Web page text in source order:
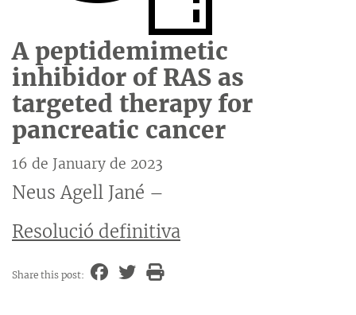
A peptidemimetic
inhibidor of RAS as
targeted therapy for
pancreatic cancer
16 de January de 2023
Neus Agell Jané –
Resolució definitiva
Share this post: